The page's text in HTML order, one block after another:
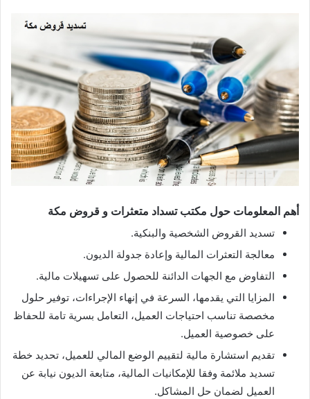
أهم المعلومات حول مكتب تسداد متعثرات و قروض مكة
تسديد القروض الشخصية والبنكية.
معالجة التعثرات المالية وإعادة جدولة الديون.
التفاوض مع الجهات الدائنة للحصول على تسهيلات مالية.
المزايا التي يقدمها، السرعة في إنهاء الإجراءات، توفير حلول
مخصصة تناسب احتياجات العميل، التعامل بسرية تامة للحفاظ
على خصوصية العميل.
تقديم استشارة مالية لتقييم الوضع المالي للعميل، تحديد خطة
تسديد ملائمة وفقا للإمكانيات المالية، متابعة الديون نيابة عن
العميل لضمان حل المشاكل.